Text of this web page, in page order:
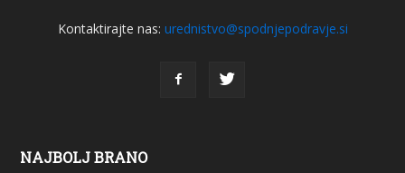
Kontaktirajte nas: urednistvo@spodnjepodravje.si
NAJBOLJ BRANO